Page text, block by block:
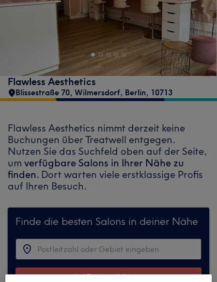
Flawless Aesthetics
Blissestraße 70, Wilmersdorf, Berlin, 10713
Flawless Aesthetics nimmt derzeit keine
Buchungen über Treatwell entgegen.
Nutzen Sie das Suchfeld oben auf der Seite,
um verfügbare Salons in Ihrer Nähe zu
finden. Dort warten viele erstklassige Profis
auf Ihren Besuch.
Finde die besten Salons in deiner Nähe
Auf Treatwell finden